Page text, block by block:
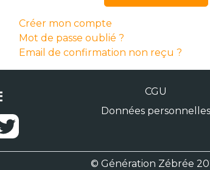
Créer mon compte
Mot de passe oublié ?
Email de confirmation non reçu ?
CGU
Données personnelles
© Génération Zébrée